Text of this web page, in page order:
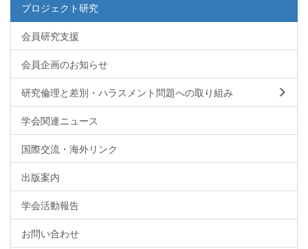
プロジェクト研究
会員研究支援
会員企画のお知らせ
研究倫理と差別・ハラスメント問題への取り組み
学会関連ニュース
国際交流・海外リンク
出版案内
学会活動報告
お問い合わせ